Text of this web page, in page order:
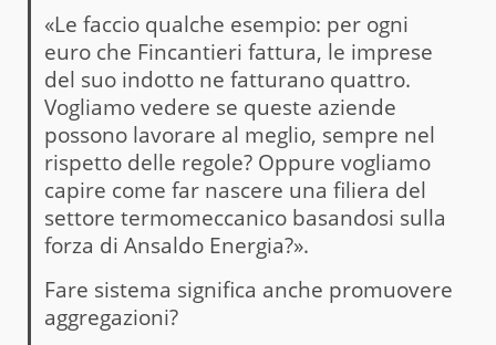
«Le faccio qualche esempio: per ogni
euro che Fincantieri fattura, le imprese
del suo indotto ne fatturano quattro.
Vogliamo vedere se queste aziende
possono lavorare al meglio, sempre nel
rispetto delle regole? Oppure vogliamo
capire come far nascere una filiera del
settore termomeccanico basandosi sulla
forza di Ansaldo Energia?».
Fare sistema significa anche promuovere
aggregazioni?